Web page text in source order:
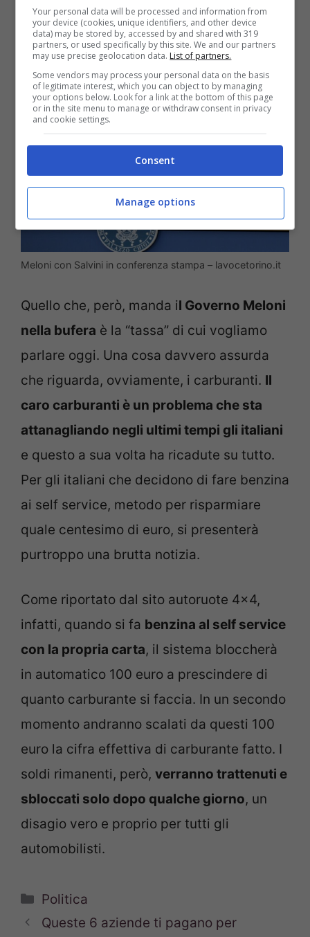
rivedere il catasto per cui le tasse sulla
casa verranno aumentate.
Meloni con Salvini in conferenza stampa – lavocetorino.it
Quello che, però, manda il Governo Meloni
nella bufera è la “tassa” di cui vogliamo
parlare oggi. Una cosa davvero assurda
che riguarda, ovviamente, i carburanti. Il
caro carburanti è un problema che sta
attanagliando negli ultimi tempi gli italiani
e questo a sua volta ha ricadute su tutto.
Per gli italiani che decidono di fare benzina
ai self service, metodo per risparmiare
quale centesimo di euro, si presenterà
purtroppo una brutta notizia.
Come riportato dal sito autoruote 4×4,
infatti, quando si fa benzina al self service
con la propria carta, il sistema bloccherà
in automatico 100 euro a prescindere di
quanto carburante si faccia. In un secondo
momento andranno scalati da questi 100
euro la cifra effettiva di carburante fatto. I
soldi rimanenti, però, verranno trattenuti e
sbloccati solo dopo qualche giorno, un
disagio vero e proprio per tutti gli
automobilisti.
Categorie
Politica
Queste 6 aziende ti pagano per
Your personal data will be processed and information from
your device (cookies, unique identifiers, and other device
data) may be stored by, accessed by and shared with 319
partners, or used specifically by this site. We and our partners
may use precise geolocation data. List of partners.
Some vendors may process your personal data on the basis
of legitimate interest, which you can object to by managing
your options below. Look for a link at the bottom of this page
or in the site menu to manage or withdraw consent in privacy
and cookie settings.
Consent
Manage options